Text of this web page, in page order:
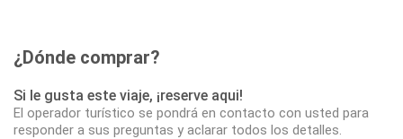
¿Dónde comprar?
Si le gusta este viaje, ¡reserve aqui!
El operador turístico se pondrá en contacto con usted para
responder a sus preguntas y aclarar todos los detalles.